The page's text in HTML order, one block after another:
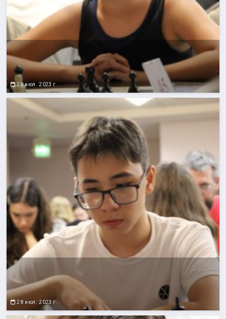
28 июл. 2023 г.
28 июл. 2023 г.